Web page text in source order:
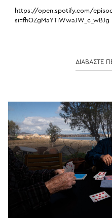
https://open.spotify.com/
si=fhOZgMaYTiWwaJW_c_wBJg
ΔΙΑΒΑΣΤΕ